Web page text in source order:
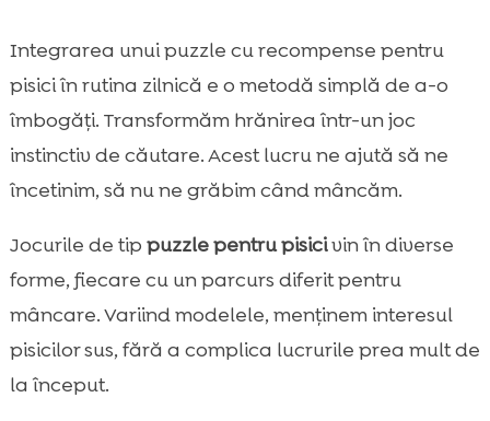
Integrarea unui puzzle cu recompense pentru
pisici în rutina zilnică e o metodă simplă de a-o
îmbogăți. Transformăm hrănirea într-un joc
instinctiv de căutare. Acest lucru ne ajută să ne
încetinim, să nu ne grăbim când mâncăm.
Jocurile de tip puzzle pentru pisicivin în diverse
forme, fiecare cu un parcurs diferit pentru
mâncare. Variind modelele, menținem interesul
pisicilor sus, fără a complica lucrurile prea mult de
la început.